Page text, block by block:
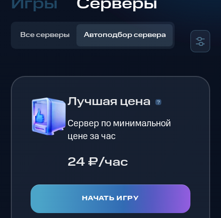
Все серверы Автоподбор сервера
Лучшая цена
Сервер по минимальной
цене за час
24 ₽/час
НАЧАТЬ ИГРУ